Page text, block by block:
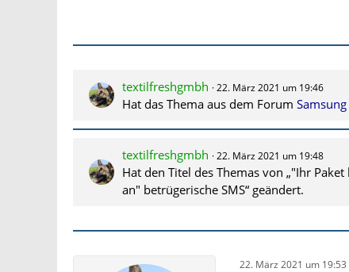
textilfreshgmbh 22. März 2021 um 19:46
Hat das Thema aus dem Forum
textilfreshgmbh 22. März 2021 um 19:48
Hat den Titel des Themas von „"Ihr
an" betrügerische SMS“ geändert.
22. März 2021 um 19:53